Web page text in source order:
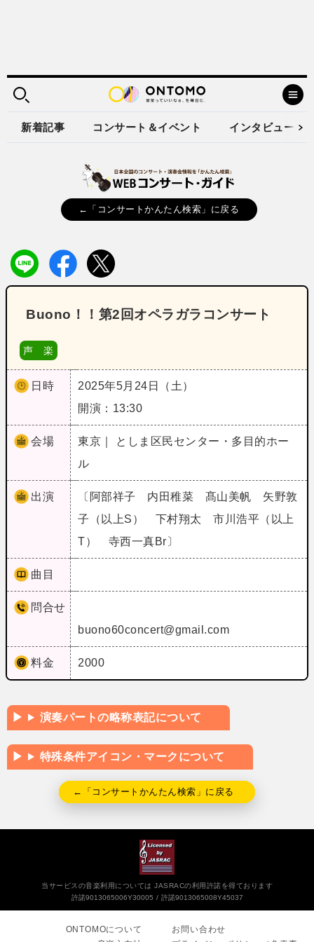
新着記事 コンサート＆イベント インタビュー
←「コンサートかんたん検索」に戻る
Buono！！第2回オペラガラコンサート
声 楽
日時
2025年5月24日（土）
開演：13:30
会場
東京｜ としま区民センター・多目的ホー
ル
出演
〔阿部祥子 内田稚菜 髙山美帆 矢野敦
子（以上S） 下村翔太 市川浩平（以上
T） 寺西一真Br〕
曲目
問合せ
buono60concert@gmail.com
料金 2000
演奏パートの略称表記について
特殊条件アイコン・マークについて
←「コンサートかんたん検索」に戻る
当サービスの音楽利用については JASRACの利用許諾を得ております
許諾9013065006Y30005
許諾9013065008Y45037
ONTOMOについて
お問い合わせ